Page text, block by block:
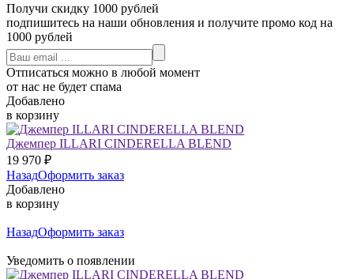
Получи скидку 1000 рублей
подпишитесь на наши обновления и получите промо код на
1000 рублей
Отписаться можно в любой момент
от нас не будет спама
Добавлено
в корзину
Джемпер ILLARI CINDERELLA BLEND
19 970 ₽
НазадОформить заказ
Добавлено
в корзину
НазадОформить заказ
Уведомить о появлении